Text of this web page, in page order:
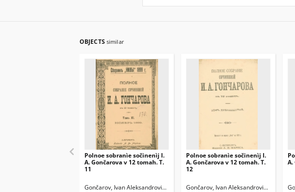
OBJECTS similar
Polnoe sobranìe sočinenìj I.
A. Gončarova v 12 tomah. T.
11
Gončarov, Ivan Aleksandrovič (1812-1891)
Polnoe sobranìe sočinenìj I.
A. Gončarova v 12 tomah. T.
12
Gončarov, Ivan Aleksandrovič (1812-
A.